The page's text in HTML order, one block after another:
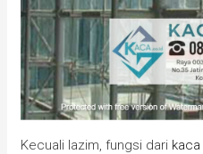
Kecuali lazim, fungsi dari kaca